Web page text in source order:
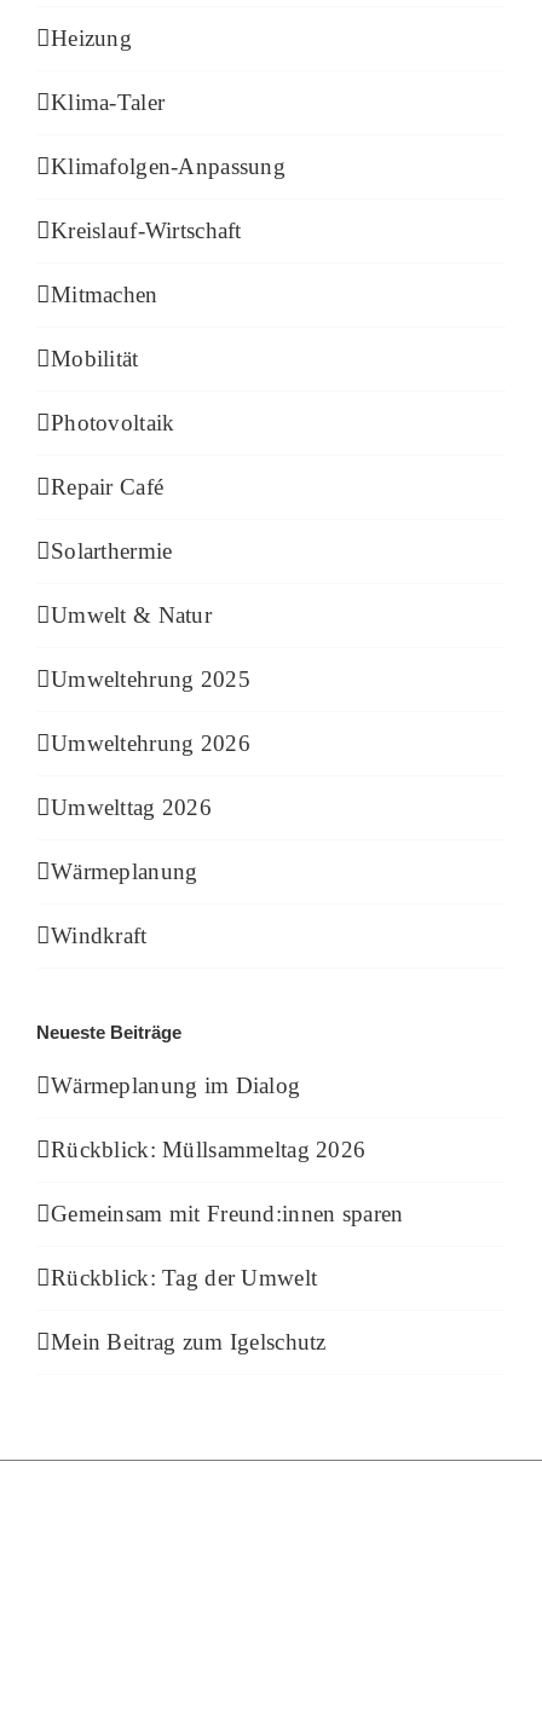
Heizung
Klima-Taler
Klimafolgen-Anpassung
Kreislauf-Wirtschaft
Mitmachen
Mobilität
Photovoltaik
Repair Café
Solarthermie
Umwelt & Natur
Umweltehrung 2025
Umweltehrung 2026
Umwelttag 2026
Wärmeplanung
Windkraft
Neueste Beiträge
Wärmeplanung im Dialog
Rückblick: Müllsammeltag 2026
Gemeinsam mit Freund:innen sparen
Rückblick: Tag der Umwelt
Mein Beitrag zum Igelschutz